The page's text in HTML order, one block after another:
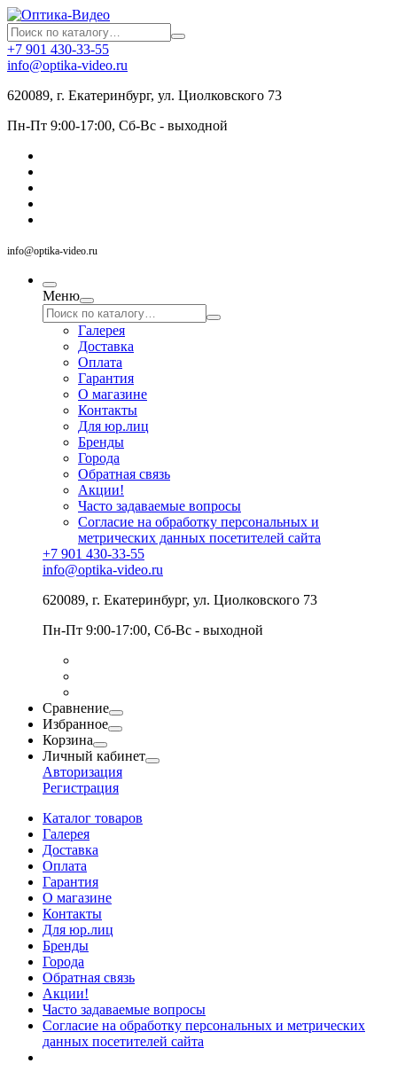
+7 901 430-33-55
info@optika-video.ru
620089, г. Екатеринбург, ул. Циолковского 73
Пн-Пт 9:00-17:00, Сб-Вс - выходной
info@optika-video.ru
Меню
Галерея
Доставка
Оплата
Гарантия
О магазине
Контакты
Для юр.лиц
Бренды
Города
Обратная связь
Акции!
Часто задаваемые вопросы
Согласие на обработку персональных и
метрических данных посетителей сайта
+7 901 430-33-55
info@optika-video.ru
620089, г. Екатеринбург, ул. Циолковского 73
Пн-Пт 9:00-17:00, Сб-Вс - выходной
Сравнение
Избранное
Корзина
Личный кабинет
Авторизация
Регистрация
Каталог товаров
Галерея
Доставка
Оплата
Гарантия
О магазине
Контакты
Для юр.лиц
Бренды
Города
Обратная связь
Акции!
Часто задаваемые вопросы
Согласие на обработку персональных и метрических
данных посетителей сайта